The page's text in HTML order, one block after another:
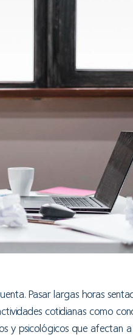
Pasar largas horas
cotidianas como
y psicológicos que afectan